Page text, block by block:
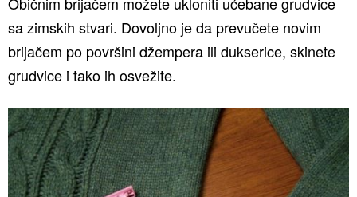
sa zimskih stvari. Dovoljno je da prevučete novim
brijačem po površini džempera ili dukserice, skinete
grudvice i tako ih osvežite.